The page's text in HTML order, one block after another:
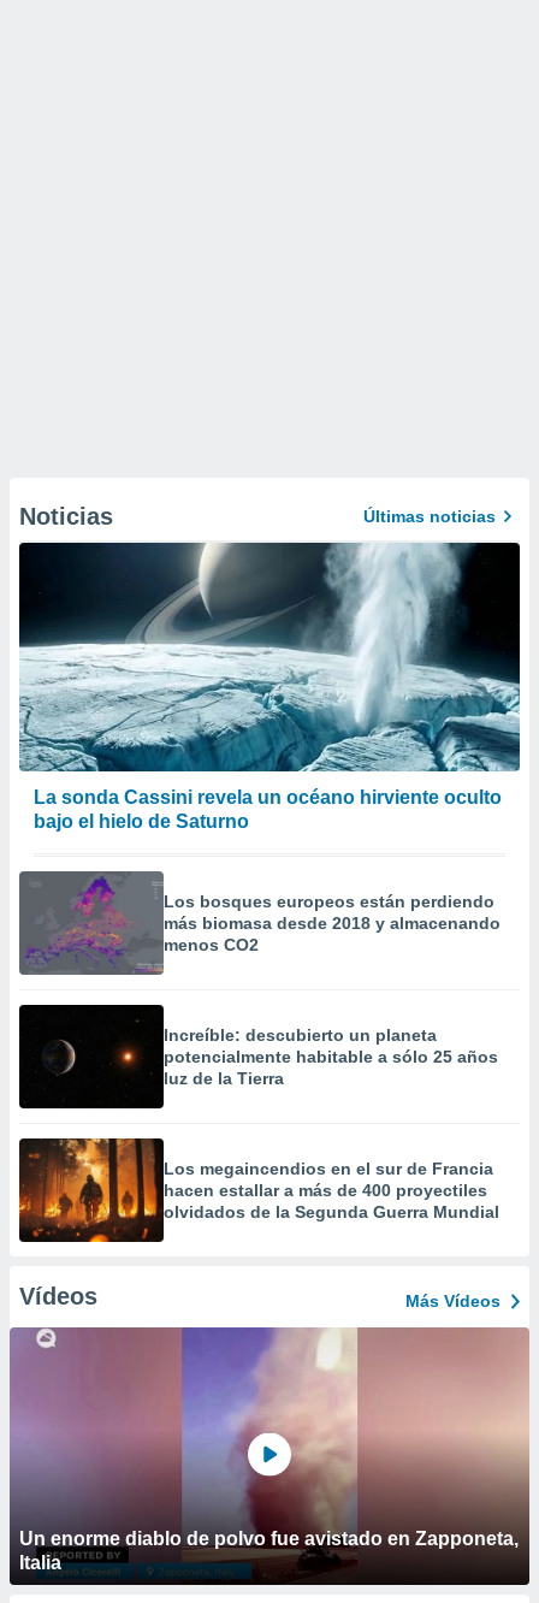
Noticias Últimas noticias
La sonda Cassini revela un océano hirviente oculto
bajo el hielo de Saturno
Los bosques europeos están perdiendo
más biomasa desde 2018 y almacenando
menos CO2
Increíble: descubierto un planeta
potencialmente habitable a sólo 25 años
luz de la Tierra
Los megaincendios en el sur de Francia
hacen estallar a más de 400 proyectiles
olvidados de la Segunda Guerra Mundial
Vídeos Más Vídeos
Un enorme diablo de polvo fue avistado en Zapponeta,
Italia